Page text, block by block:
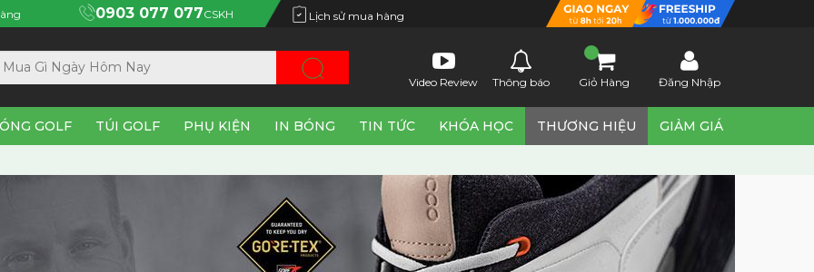
0903 077 077CSKH Lịch sử mua hàng
Video Review Thông báo Giỏ Hàng Đăng Nhập
GOLF TÚI GOLF PHỤ KIỆN IN BÓNG TIN TỨC KHÓA HỌC THƯƠNG HIỆU GIẢM GIÁ